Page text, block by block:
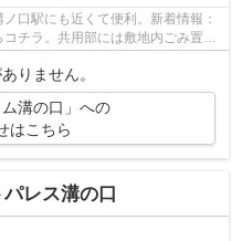
口駅にも近くて便利。新着情報：
チラ。共用部には敷地内ごみ置き
りません。
ム溝の口」への
はこちら
レス溝の口